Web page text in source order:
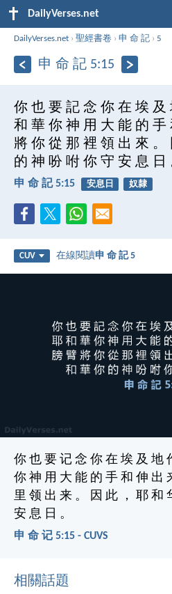
DailyVerses.net
DailyVerses.net ›聖經書卷 ›申 命 記 ›5
申 命 記 5:15
你 也 要 記 念 你 在 埃 及
和 華 你 神 用 大 能 的 手
將 你 從 那 裡 領 出 來 。
的 神 吩 咐 你 守 安 息 日
申 命 記 5:15 安息日 奴隸
CUV 在線閱讀申 命 記 5
你 也 要 记 念 你 在 埃 及 地
你 神 用 大 能 的 手 和 伸 出
里 领 出 来 。 因 此 ， 耶 和
安 息 日 。
申 命 记 5:15 - CUVS
相關話題